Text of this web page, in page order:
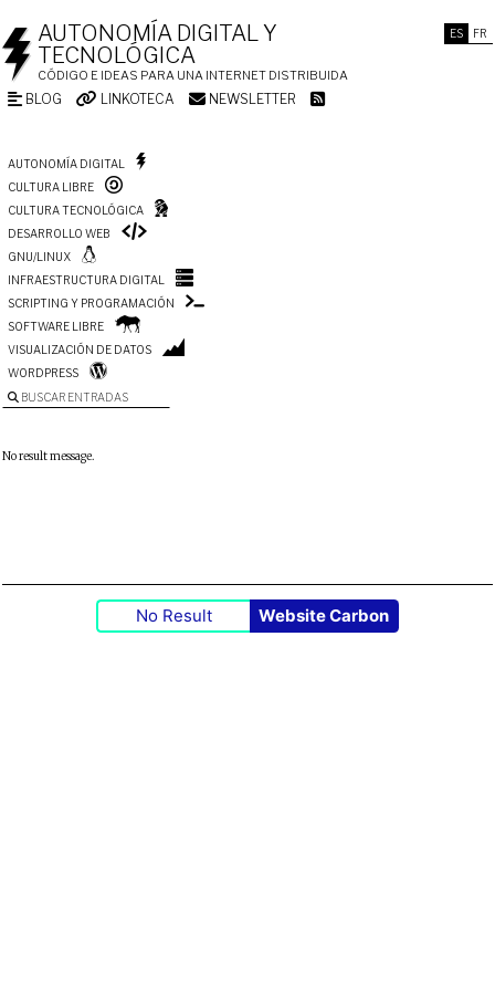
ES FR
AUTONOMÍA DIGITAL Y
TECNOLÓGICA
CÓDIGO E IDEAS PARA UNA INTERNET DISTRIBUIDA
BLOG LINKOTECA NEWSLETTER
AUTONOMÍA DIGITAL
CULTURA LIBRE
CULTURA TECNOLÓGICA
DESARROLLO WEB
GNU/LINUX
INFRAESTRUCTURA DIGITAL
SCRIPTING Y PROGRAMACIÓN
SOFTWARE LIBRE
VISUALIZACIÓN DE DATOS
WORDPRESS
BUSCAR ENTRADAS
No result message.
No Result Website Carbon